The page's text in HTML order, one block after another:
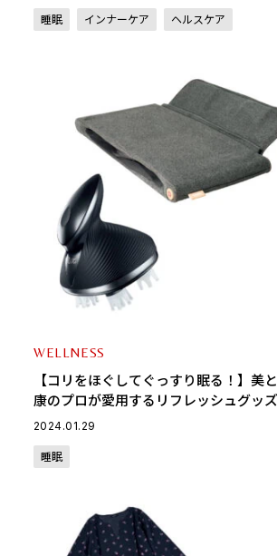
睡眠 インナーケア ヘルスケア
WELLNESS
【コリをほぐしてぐっすり眠る！】美
康のプロが愛用するリフレッシュグッズ
2024.01.29
睡眠